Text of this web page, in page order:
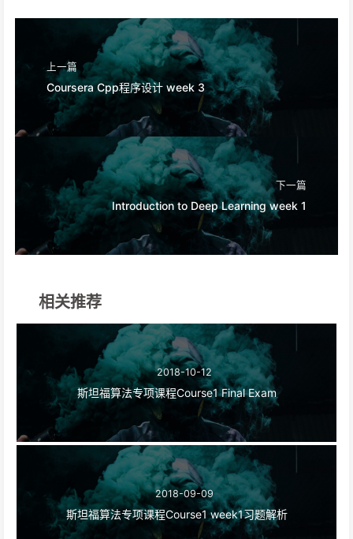
上一篇
Coursera Cpp程序设计 week 3
下一篇
Introduction to Deep Learning week 1
相关推荐
2018-10-12
斯坦福算法专项课程Course1 Final Exam
2018-09-09
斯坦福算法专项课程Course1 week1习题解析